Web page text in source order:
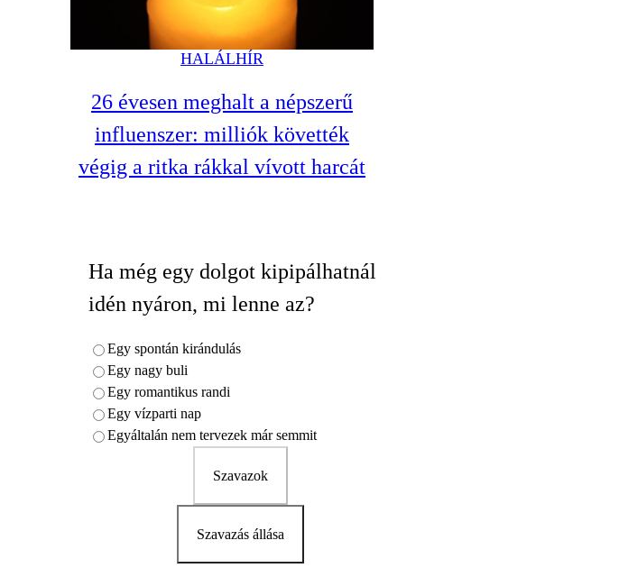
HALÁLHÍR
26 évesen meghalt a népszerű
influenszer: milliók követték
végig a ritka rákkal vívott harcát
Ha még egy dolgot kipipálhatnál
idén nyáron, mi lenne az?
Egy spontán kirándulás
Egy nagy buli
Egy romantikus randi
Egy vízparti nap
Egyáltalán nem tervezek már semmit
Szavazok
Szavazás állása